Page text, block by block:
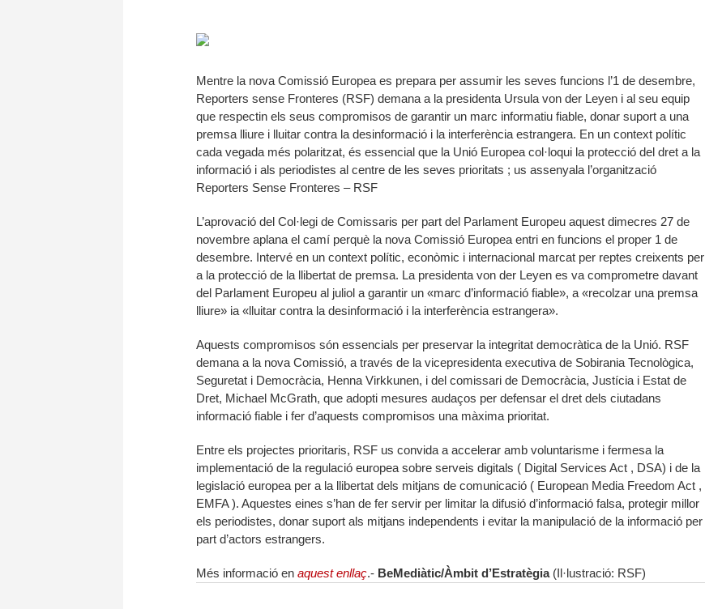
Mentre la nova Comissió Europea es prepara per assumir les seves funcions l’1 de desembre,
Reporters sense Fronteres (RSF) demana a la presidenta Ursula von der Leyen i al seu equip
que respectin els seus compromisos de garantir un marc informatiu fiable, donar suport a una
premsa lliure i lluitar contra la desinformació i la interferència estrangera. En un context polític
cada vegada més polaritzat, és essencial que la Unió Europea col·loqui la protecció del dret a la
informació i als periodistes al centre de les seves prioritats ; us assenyala l’organització
Reporters Sense Fronteres – RSF
L’aprovació del Col·legi de Comissaris per part del Parlament Europeu aquest dimecres 27 de
novembre aplana el camí perquè la nova Comissió Europea entri en funcions el proper 1 de
desembre. Intervé en un context polític, econòmic i internacional marcat per reptes creixents per
a la protecció de la llibertat de premsa. La presidenta von der Leyen es va comprometre davant
del Parlament Europeu al juliol a garantir un «marc d’informació fiable», a «recolzar una premsa
lliure» ia «lluitar contra la desinformació i la interferència estrangera».
Aquests compromisos són essencials per preservar la integritat democràtica de la Unió. RSF
demana a la nova Comissió, a través de la vicepresidenta executiva de Sobirania Tecnològica,
Seguretat i Democràcia, Henna Virkkunen, i del comissari de Democràcia, Justícia i Estat de
Dret, Michael McGrath, que adopti mesures audaços per defensar el dret dels ciutadans
informació fiable i fer d’aquests compromisos una màxima prioritat.
Entre els projectes prioritaris, RSF us convida a accelerar amb voluntarisme i fermesa la
implementació de la regulació europea sobre serveis digitals ( Digital Services Act , DSA) i de la
legislació europea per a la llibertat dels mitjans de comunicació ( European Media Freedom Act ,
EMFA ). Aquestes eines s’han de fer servir per limitar la difusió d’informació falsa, protegir millor
els periodistes, donar suport als mitjans independents i evitar la manipulació de la informació per
part d’actors estrangers.
Més informació en aquest enllaç.- BeMediàtic/Àmbit d’Estratègia (Il·lustració: RSF)